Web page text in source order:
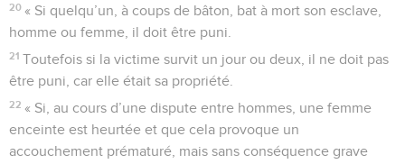
20 « Si quelqu’un, à coups de bâton, bat à mort son esclave,
homme ou femme, il doit être puni.
21 Toutefois si la victime survit un jour ou deux, il ne doit pas
être puni, car elle était sa propriété.
22 « Si, au cours d’une dispute entre hommes, une femme
enceinte est heurtée et que cela provoque un
accouchement prématuré, mais sans conséquence grave